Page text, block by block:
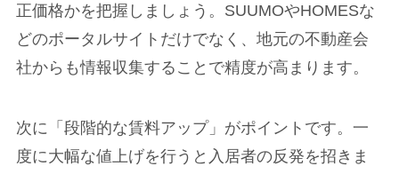
正価格かを把握しましょう。SUUMOやHOMESな
どのポータルサイトだけでなく、地元の不動産会
社からも情報収集することで精度が高まります。
次に「段階的な賃料アップ」がポイントです。一
度に大幅な値上げを行うと入居者の反発を招きま